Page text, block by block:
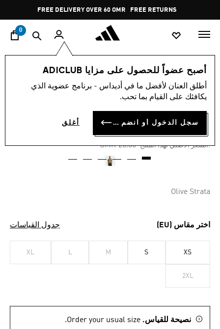
Pause
promotion
rotation
FREE DELIVERY OVER 60 OMR FREE RETURNS
0
أصبح عضواً للحصول على مزايا ADICLUB
أطلق العنان لأفضل ما في أديداس - برنامج عضوية الذي
يكافئك على القيام بما تحب.
سجل الدخول أو انضم الآن أغلق
الرجال ملابس
-60%
تيشيرت GRAPHIC
OMR 8.00
:السعر الأصلي لهذا المنتج Price reduced from
OMR 20.00
to
Olive Strata
اختر مقاس (EU) جدول القياسات
XS
S
M
L
XL
2XL
نصيحة للقياس. Order your usual size.